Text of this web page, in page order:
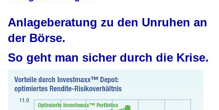
Anlageberatung zu den Unruhen an
der Börse.
So geht man sicher durch die Krise.